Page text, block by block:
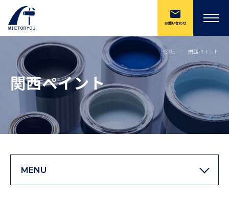
お問い合わせ
HOME 関西ペイント
関西ペイント
MENU